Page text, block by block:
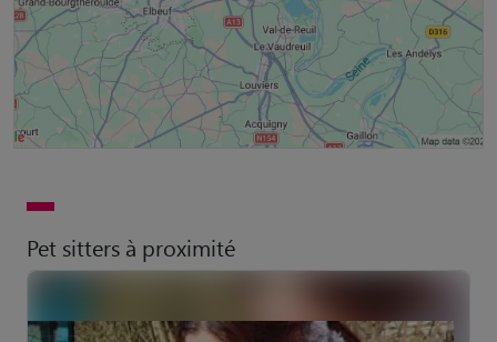
Pet sitters à proximité